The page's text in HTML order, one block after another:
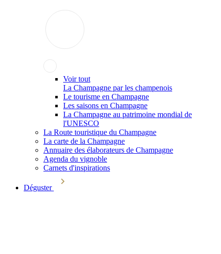
Voir tout
La Champagne par les champenois
Le tourisme en Champagne
Les saisons en Champagne
La Champagne au patrimoine mondial de
l'UNESCO
La Route touristique du Champagne
La carte de la Champagne
Annuaire des élaborateurs de Champagne
Agenda du vignoble
Carnets d'inspirations
Déguster